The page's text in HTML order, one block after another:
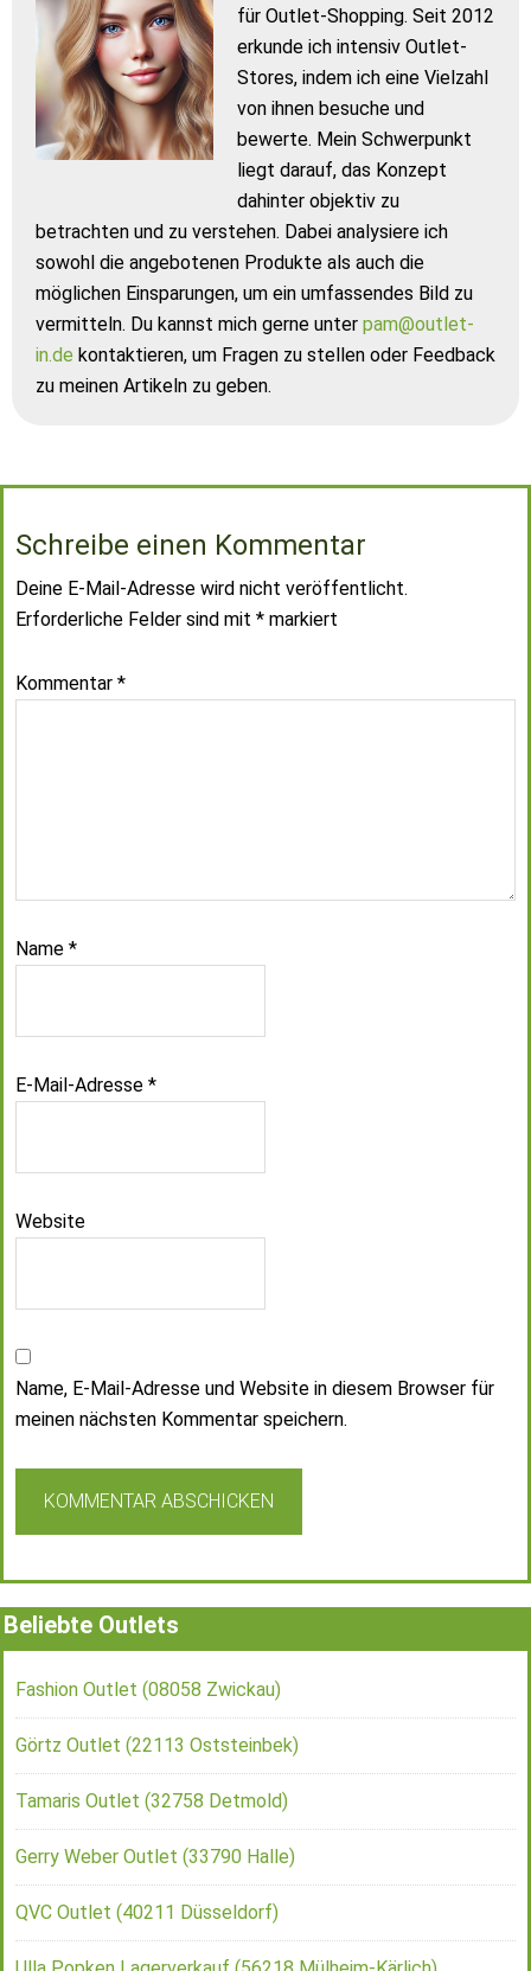
für Outlet-Shopping. Seit 2012
erkunde ich intensiv Outlet-
Stores, indem ich eine Vielzahl
von ihnen besuche und
bewerte. Mein Schwerpunkt
liegt darauf, das Konzept
dahinter objektiv zu
betrachten und zu verstehen. Dabei analysiere ich
sowohl die angebotenen Produkte als auch die
möglichen Einsparungen, um ein umfassendes Bild zu
vermitteln. Du kannst mich gerne unter pam@outlet-
in.de kontaktieren, um Fragen zu stellen oder Feedback
zu meinen Artikeln zu geben.
Schreibe einen Kommentar
Deine E-Mail-Adresse wird nicht veröffentlicht.
Erforderliche Felder sind mit * markiert
Kommentar *
Name *
E-Mail-Adresse *
Website
Name, E-Mail-Adresse und Website in diesem Browser für
meinen nächsten Kommentar speichern.
Beliebte Outlets
Fashion Outlet (08058 Zwickau)
Görtz Outlet (22113 Oststeinbek)
Tamaris Outlet (32758 Detmold)
Gerry Weber Outlet (33790 Halle)
QVC Outlet (40211 Düsseldorf)